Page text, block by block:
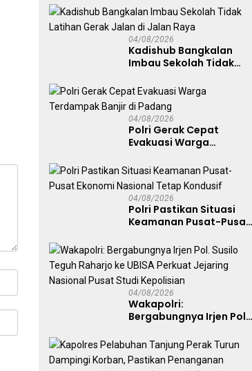
Wujud Nyata Dukung
Ketahanan Pangan
Nasional
04/08/2026
Kadishub Bangkalan
Imbau Sekolah Tidak
Jalan Raya
04/08/2026
Polri Gerak Cepat
Evakuasi Warga
Padang
04/08/2026
Polri Pastikan Situasi
Keamanan Pusat-Pusat
Kondusif
04/08/2026
Wakapolri:
Bergabungnya Irjen Pol.
UBISA Perkuat Jejaring
Nasional Pusat Studi
Kepolisian